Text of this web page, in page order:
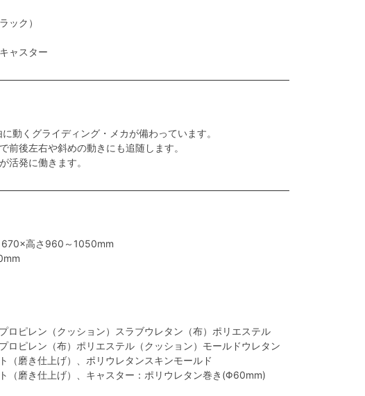
ック）
ャスター
動くグライディング・メカが備わっています。
前後左右や斜めの動きにも追随します。
活発に働きます。
高さ960～1050mm
ロピレン（クッション）スラブウレタン（布）ポリエステル
ロピレン（布）ポリエステル（クッション）モールドウレタン
（磨き仕上げ）、ポリウレタンスキンモールド
（磨き仕上げ）、キャスター：ポリウレタン巻き(Φ60mm)